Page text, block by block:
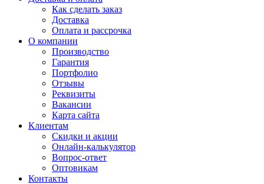
Как сделать заказ
Доставка
Оплата и рассрочка
О компании
Производство
Гарантия
Портфолио
Отзывы
Реквизиты
Вакансии
Карта сайта
Клиентам
Скидки и акции
Онлайн-калькулятор
Вопрос-ответ
Оптовикам
Контакты